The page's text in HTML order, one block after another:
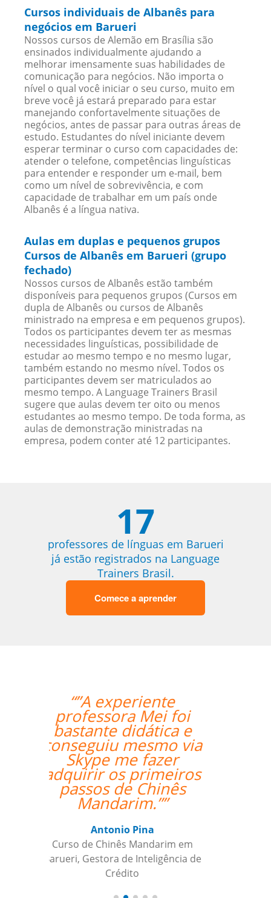
Cursos individuais de Albanês para
negócios em Barueri
Nossos cursos de Alemão em Brasília são
ensinados individualmente ajudando a
melhorar imensamente suas habilidades de
comunicação para negócios. Não importa o
nível o qual você iniciar o seu curso, muito em
breve você já estará preparado para estar
manejando confortavelmente situações de
negócios, antes de passar para outras áreas de
estudo. Estudantes do nível iniciante devem
esperar terminar o curso com capacidades de:
atender o telefone, competências linguísticas
para entender e responder um e-mail, bem
como um nível de sobrevivência, e com
capacidade de trabalhar em um país onde
Albanês é a língua nativa.
Aulas em duplas e pequenos grupos
Cursos de Albanês em Barueri (grupo
fechado)
Nossos cursos de Albanês estão também
disponíveis para pequenos grupos (Cursos em
dupla de Albanês ou cursos de Albanês
ministrado na empresa e em pequenos grupos).
Todos os participantes devem ter as mesmas
necessidades linguísticas, possibilidade de
estudar ao mesmo tempo e no mesmo lugar,
também estando no mesmo nível. Todos os
participantes devem ser matriculados ao
mesmo tempo. A Language Trainers Brasil
sugere que aulas devem ter oito ou menos
estudantes ao mesmo tempo. De toda forma, as
aulas de demonstração ministradas na
empresa, podem conter até 12 participantes.
17
professores de línguas em Barueri
já estão registrados na Language
Trainers Brasil.
Comece a aprender
“”Working with Jane
was fantastic. ””
Kiernan Hogan
Curso de Português em Belo
Horizonte